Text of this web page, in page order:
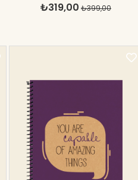
Eco
₺319,00 ₺399,00